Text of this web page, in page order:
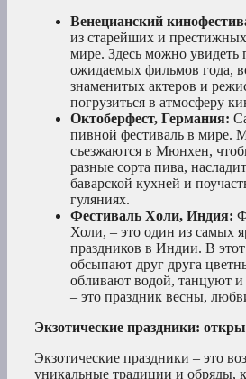
Венецианский
из старейших и
мире. Здесь можно увидеть
ожидаемых фильмов года,
знаменитых актеров и
погрузиться в атмосферу
Октоберфест, Германия:
пивной фестиваль в мире.
съезжаются в Мюнхен,
разные сорта пива,
баварской кухней и
гуляниях.
Фестиваль Холи, Индия:
Холи, – это один из самых
праздников в Индии. В
обсыпают друг друга
обливают водой, танцуют
– это праздник весны,
Экзотические праздники:
Экзотические праздники – это
уникальные традиции и обряды,